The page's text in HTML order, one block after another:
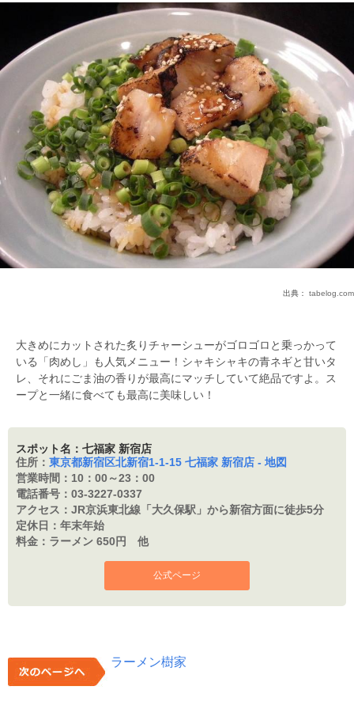
出典： tabelog.com
大きめにカットされた炙りチャーシューがゴロゴロと乗っかって
いる「肉めし」も人気メニュー！シャキシャキの青ネギと甘いタ
レ、それにごま油の香りが最高にマッチしていて絶品ですよ。ス
ープと一緒に食べても最高に美味しい！
スポット名：七福家 新宿店
住所： 東京都新宿区北新宿1-1-15 七福家 新宿店 - 地図
営業時間： 10：00～23：00
電話番号： 03-3227-0337
アクセス： JR京浜東北線「大久保駅」から新宿方面に徒歩5分
定休日： 年末年始
料金： ラーメン 650円 他
公式ページ
ラーメン樹家